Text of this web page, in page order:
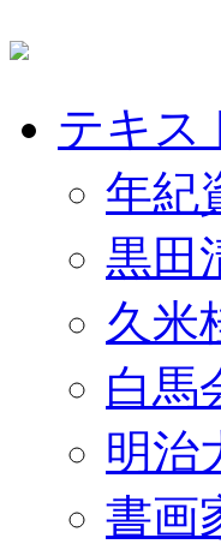
テキス
年紀
黒田
久米
白馬
明治
書画